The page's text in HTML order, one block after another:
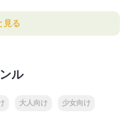
見る
ル
大人向け 少女向け